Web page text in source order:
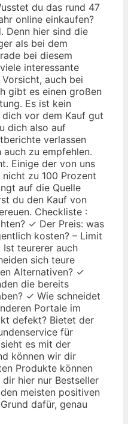
du das rund 47
online einkaufen?
Denn hier sind die
als bei dem
bei diesem
interessante
auch bei
gibt es einen großen
Es ist kein
vor dem Kauf gut
dich also auf
verlassen
zu empfehlen.
Einige der von uns
zu 100 Prozent
auf die Quelle
du den Kauf von
Checkliste :
✓ Der Preis: was
kosten? – Limit
teurerer auch
sich teure
Alternativen? ✓
die bereits
✓ Wie schneidet
Portale im
defekt? Bietet der
für
es mit der
können wir dir
Produkte können
hier nur Bestseller
meisten positiven
dafür, genau